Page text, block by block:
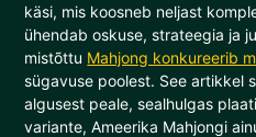
käsi, mis koosneb neljast
ühendab oskuse, strateegia ja
mistõttu Mahjong konkureerib
sügavuse poolest. See artikkel
algusest peale, sealhulgas
variante, Ameerika Mahjongi